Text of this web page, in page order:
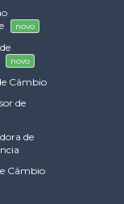
novo
novo
Câmbio
de
de
Câmbio